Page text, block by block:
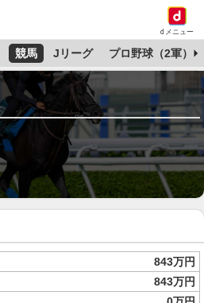
dメニュー
競馬 Jリーグ プロ野球（2軍）
843万円
843万円